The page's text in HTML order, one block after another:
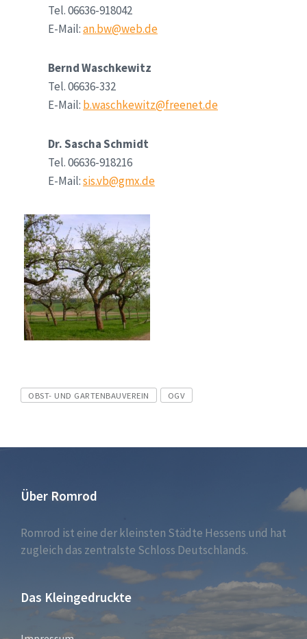
Tel. 06636-918042
E-Mail:an.bw@web.de
Bernd Waschkewitz
Tel. 06636-332
E-Mail: b.waschkewitz@freenet.de
Dr. Sascha Schmidt
Tel. 06636-918216
E-Mail:sis.vb@gmx.de
Tags
OBST- UND GARTENBAUVEREIN OGV
Über Romrod
Romrod ist eine der kleinsten Städte Hessens und hat
zugleich das zentralste Schloss Deutschlands.
Das Kleingedruckte